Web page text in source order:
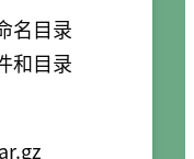
名目录
和目录